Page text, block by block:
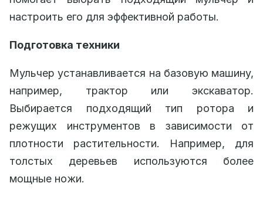
настроить его для эффективной работы.
Подготовка техники
Мульчер устанавливается на базовую машину,
например, трактор или экскаватор.
Выбирается подходящий тип ротора и
режущих инструментов в зависимости от
плотности растительности. Например, для
толстых деревьев используются более
мощные ножи.